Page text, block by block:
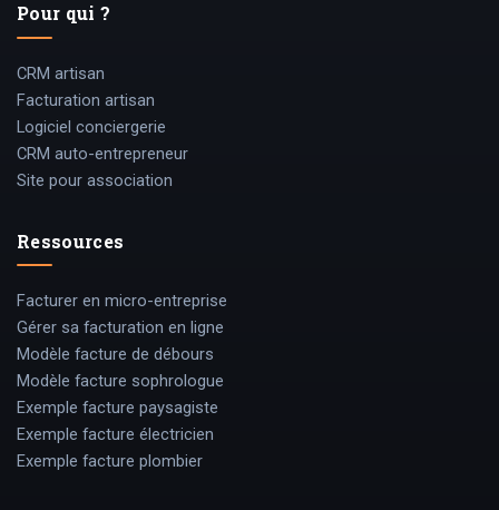
Pour qui ?
CRM artisan
Facturation artisan
Logiciel conciergerie
CRM auto-entrepreneur
Site pour association
Ressources
Facturer en micro-entreprise
Gérer sa facturation en ligne
Modèle facture de débours
Modèle facture sophrologue
Exemple facture paysagiste
Exemple facture électricien
Exemple facture plombier